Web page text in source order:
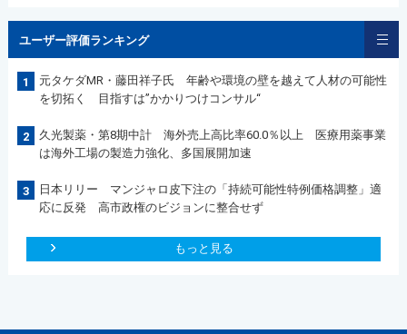
ユーザー評価ランキング
1
元タケダMR・藤田祥子氏 年齢や環境の壁を越えて人材の可能性
を切拓く 目指すは”かかりつけコンサル“
2
久光製薬・第8期中計 海外売上高比率60.0％以上 医療用薬事業
は海外工場の製造力強化、多国展開加速
3
日本リリー マンジャロ皮下注の「持続可能性特例価格調整」適
応に反発 高市政権のビジョンに整合せず
もっと見る